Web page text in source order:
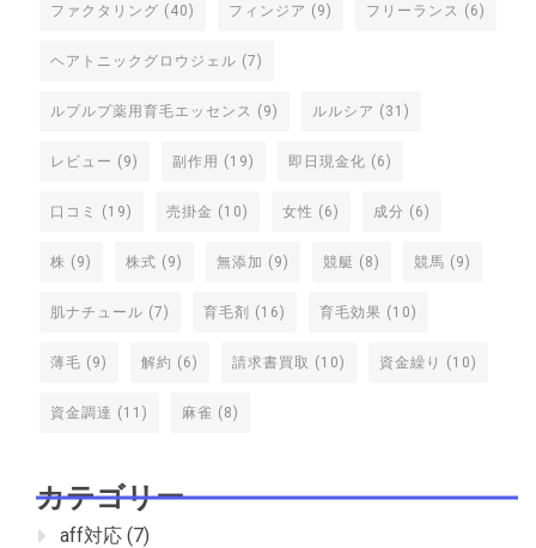
ファクタリング (40) フィンジア (9) フリーランス (6)
ヘアトニックグロウジェル (7)
ルプルプ薬用育毛エッセンス (9) ルルシア (31)
レビュー (9) 副作用 (19) 即日現金化 (6)
口コミ (19) 売掛金 (10) 女性 (6) 成分 (6)
株 (9) 株式 (9) 無添加 (9) 競艇 (8) 競馬 (9)
肌ナチュール (7) 育毛剤 (16) 育毛効果 (10)
薄毛 (9) 解約 (6) 請求書買取 (10) 資金繰り (10)
資金調達 (11) 麻雀 (8)
カテゴリー
aff対応 (7)